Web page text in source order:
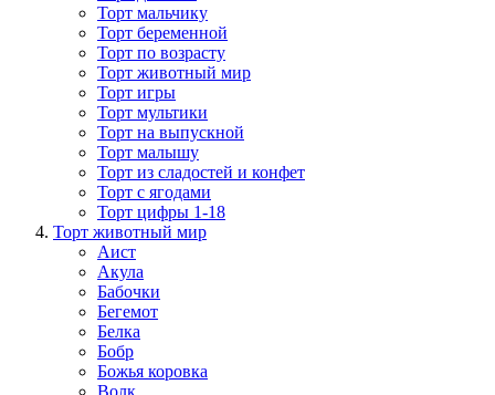
Торт мальчику
Торт беременной
Торт по возрасту
Торт животный мир
Торт игры
Торт мультики
Торт на выпускной
Торт малышу
Торт из сладостей и конфет
Торт с ягодами
Торт цифры 1-18
Торт животный мир
Аист
Акула
Бабочки
Бегемот
Белка
Бобр
Божья коровка
Волк